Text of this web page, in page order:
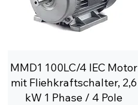
MMD1 100LC/4 IEC Motor
mit Fliehkraftschalter, 2,6
kW 1 Phase / 4 Pole